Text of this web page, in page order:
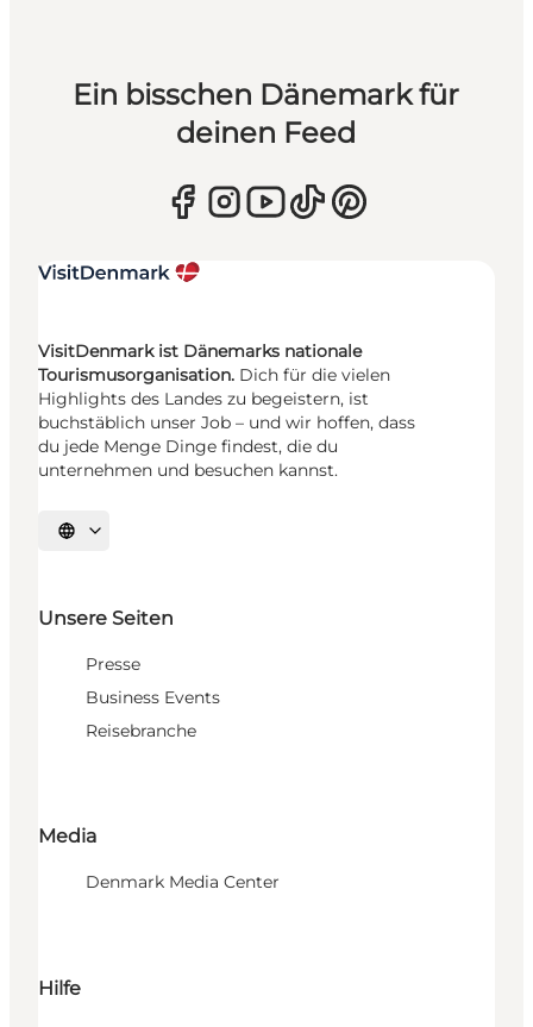
Ein bisschen Dänemark für
deinen Feed
VisitDenmark ist Dänemarks nationale
Tourismusorganisation. Dich für die vielen
Highlights des Landes zu begeistern, ist
buchstäblich unser Job – und wir hoffen, dass
du jede Menge Dinge findest, die du
unternehmen und besuchen kannst.
Sprache auswählen
Unsere Seiten
Presse
Business Events
Reisebranche
Media
Denmark Media Center
Hilfe